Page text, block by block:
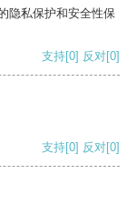
隐私保护和安全性保
支持[0] 反对[0]
支持[0] 反对[0]